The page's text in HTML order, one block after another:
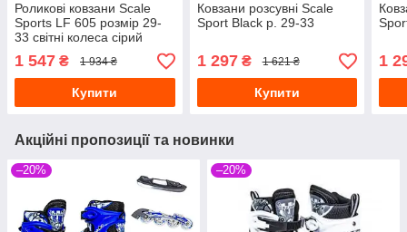
Роликові ковзани Scale
Sports LF 605 розмір 29-
33 світні колеса сірий
1 547 ₴ 1 934 ₴
Купити
Ковзани розсувні Scale
Sport Black р. 29-33
1 297₴ 1 621 ₴
Купити
1
Акційні пропозиції та новинки
–20% –20%